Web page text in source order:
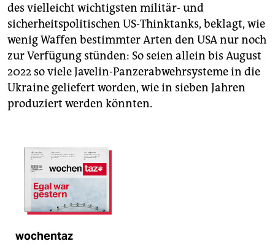
des vielleicht wichtigsten militär- und
sicherheitspolitischen US-Thinktanks, beklagt, wie
wenig Waffen bestimmter Arten den USA nur noch
zur Verfügung stünden: So seien allein bis August
2022 so viele Javelin-Panzerabwehrsysteme in die
Ukraine geliefert worden, wie in sieben Jahren
produziert werden könnten.
wochentaz